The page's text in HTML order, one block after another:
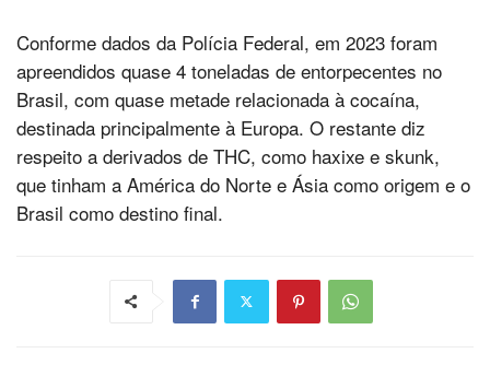
Conforme dados da Polícia Federal, em 2023 foram
apreendidos quase 4 toneladas de entorpecentes no
Brasil, com quase metade relacionada à cocaína,
destinada principalmente à Europa. O restante diz
respeito a derivados de THC, como haxixe e skunk,
que tinham a América do Norte e Ásia como origem e o
Brasil como destino final.